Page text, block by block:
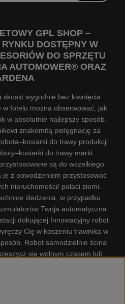
GPL SHOP –
DOSTĘPNY W
DO SPRZĘTU
AUTOMOWER® ORAZ
skosić wygodnie bez kiwnięcia
w fotelu można obserwować, jak
w absolutnie najlepszy sposób.
znakomitą pielęgnację za
do trawy produkcji
do trawy marki
są do wszelkiego
z powodzeniem przystosować
nieruchomości/ połaci ziemi.
śledzenia, w przypadku
Twoja automatyczna
dokującej Innowacyjny robot
Cię w koszeniu trawnika w
Robot samodzielnie ścina
się wolnym czasem lub
nasza dysponuje. Gplshop